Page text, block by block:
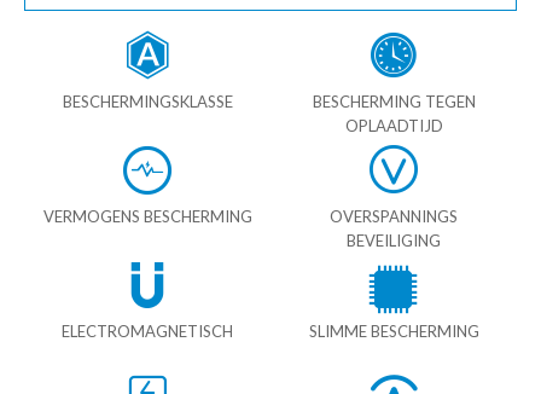
BESCHERMINGSKLASSE
BESCHERMING TEGEN
OPLAADTIJD
VERMOGENS BESCHERMING
OVERSPANNINGS
BEVEILIGING
ELECTROMAGNETISCH SLIMME BESCHERMING